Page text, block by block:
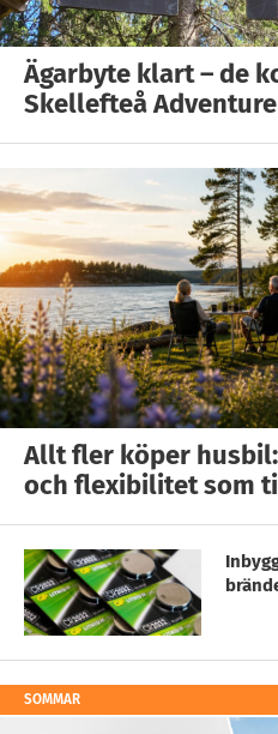
Ägarbyte klart – de
Skellefteå
Allt fler köper
och flexibilitet som
SOMMAR